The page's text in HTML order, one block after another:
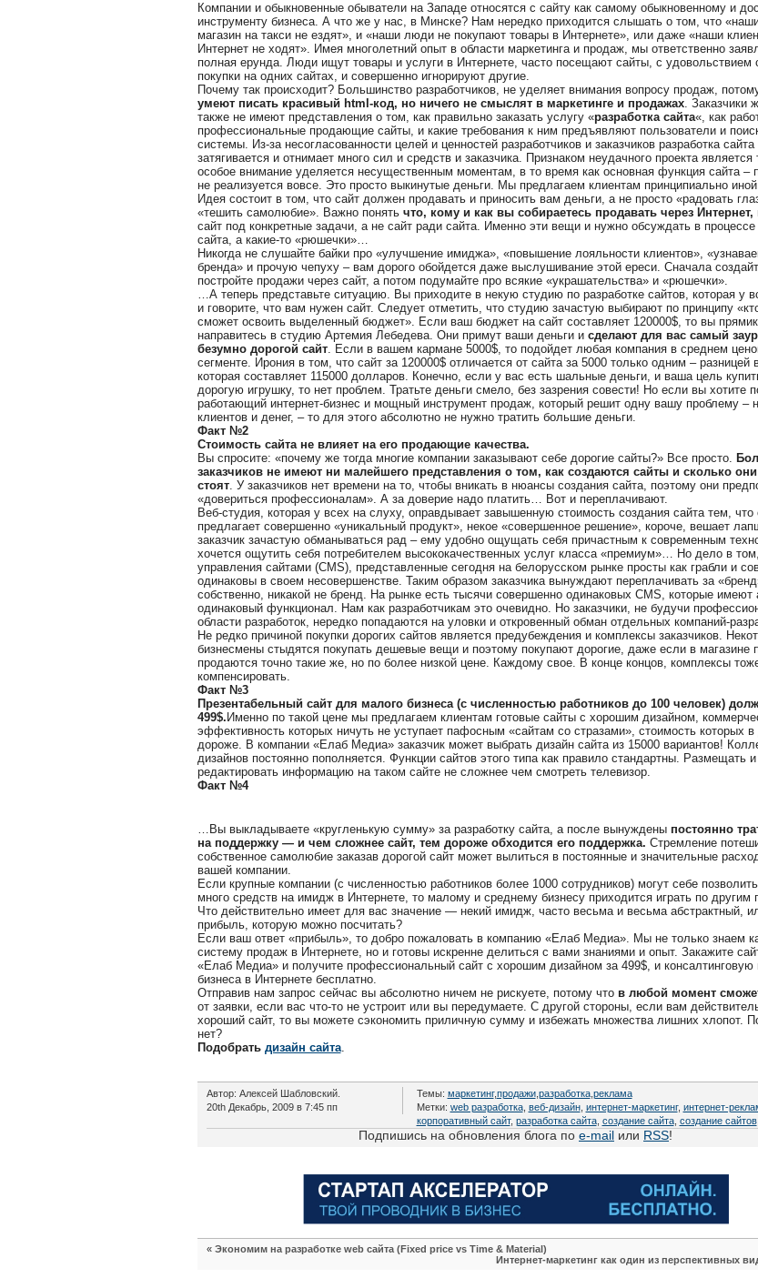
Компании и обыкновенные обыватели на Западе относятся с сайту как самому обыкновенному и
инструменту бизнеса. А что же у нас, в Минске? Нам нередко приходится слышать о том, что
магазин на такси не ездят», и «наши люди не покупают товары в Интернете», или даже «наши
Интернет не ходят». Имея многолетний опыт в области маркетинга и продаж, мы ответственно
полная ерунда. Люди ищут товары и услуги в Интернете, часто посещают сайты, с удовольствием
покупки на одних сайтах, и совершенно игнорируют другие.
Почему так происходит? Большинство разработчиков, не уделяет внимания вопросу продаж,
умеют писать красивый html-код, но ничего не смыслят в маркетинге и продажах. Заказчики
также не имеют представления о том, как правильно заказать услугу «разработка сайта«, как
профессиональные продающие сайты, и какие требования к ним предъявляют пользователи и
системы. Из-за несогласованности целей и ценностей разработчиков и заказчиков разработка сайта
затягивается и отнимает много сил и средств и заказчика. Признаком неудачного проекта является
особое внимание уделяется несущественным моментам, в то время как основная функция сайта –
не реализуется вовсе. Это просто выкинутые деньги. Мы предлагаем клиентам принципиально
Идея состоит в том, что сайт должен продавать и приносить вам деньги, а не просто «радовать
«тешить самолюбие». Важно понять что, кому и как вы собираетесь продавать через Интернет,
сайт под конкретные задачи, а не сайт ради сайта. Именно эти вещи и нужно обсуждать в процессе
сайта, а какие-то «рюшечки»…
Никогда не слушайте байки про «улучшение имиджа», «повышение лояльности клиентов»,
бренда» и прочую чепуху – вам дорого обойдется даже выслушивание этой ереси. Сначала
постройте продажи через сайт, а потом подумайте про всякие «украшательства» и «рюшечки».
…А теперь представьте ситуацию. Вы приходите в некую студию по разработке сайтов, которая у
и говорите, что вам нужен сайт. Следует отметить, что студию зачастую выбирают по принципу
сможет освоить выделенный бюджет». Если ваш бюджет на сайт составляет 120000$, то вы
направитесь в студию Артемия Лебедева. Они примут ваши деньги и сделают для вас самый
безумно дорогой сайт. Если в вашем кармане 5000$, то подойдет любая компания в среднем
сегменте. Ирония в том, что сайт за 120000$ отличается от сайта за 5000 только одним – разницей
которая составляет 115000 долларов. Конечно, если у вас есть шальные деньги, и ваша цель
дорогую игрушку, то нет проблем. Тратьте деньги смело, без зазрения совести! Но если вы хотите
работающий интернет-бизнес и мощный инструмент продаж, который решит одну вашу проблему –
клиентов и денег, – то для этого абсолютно не нужно тратить большие деньги.
Факт №2
Стоимость сайта не влияет на его продающие качества.
Вы спросите: «почему же тогда многие компании заказывают себе дорогие сайты?» Все просто.
заказчиков не имеют ни малейшего представления о том, как создаются сайты и сколько
стоят. У заказчиков нет времени на то, чтобы вникать в нюансы создания сайта, поэтому они
«довериться профессионалам». А за доверие надо платить… Вот и переплачивают.
Веб-студия, которая у всех на слуху, оправдывает завышенную стоимость создания сайта тем, что
предлагает совершенно «уникальный продукт», некое «совершенное решение», короче, вешает
заказчик зачастую обманываться рад – ему удобно ощущать себя причастным к современным
хочется ощутить себя потребителем высококачественных услуг класса «премиум»… Но дело в
управления сайтами (CMS), представленные сегодня на белорусском рынке просты как грабли и
одинаковы в своем несовершенстве. Таким образом заказчика вынуждают переплачивать за
собственно, никакой не бренд. На рынке есть тысячи совершенно одинаковых CMS, которые имеют
одинаковый функционал. Нам как разработчикам это очевидно. Но заказчики, не будучи
области разработок, нередко попадаются на уловки и откровенный обман отдельных компаний-
Не редко причиной покупки дорогих сайтов является предубеждения и комплексы заказчиков.
бизнесмены стыдятся покупать дешевые вещи и поэтому покупают дорогие, даже если в магазине
продаются точно такие же, но по более низкой цене. Каждому свое. В конце концов, комплексы
компенсировать.
Факт №3
Презентабельный сайт для малого бизнеса (с численностью работников до 100 человек)
499$. Именно по такой цене мы предлагаем клиентам готовые сайты с хорошим дизайном,
эффективность которых ничуть не уступает пафосным «сайтам со стразами», стоимость которых в
дороже. В компании «Елаб Медиа» заказчик может выбрать дизайн сайта из 15000 вариантов!
дизайнов постоянно пополняется. Функции сайтов этого типа как правило стандартны. Размещать и
редактировать информацию на таком сайте не сложнее чем смотреть телевизор.
Факт №4
…Вы выкладываете «кругленькую сумму» за разработку сайта, а после вынуждены постоянно
на поддержку — и чем сложнее сайт, тем дороже обходится его поддержка. Стремление
собственное самолюбие заказав дорогой сайт может вылиться в постоянные и значительные
вашей компании.
Если крупные компании (с численностью работников более 1000 сотрудников) могут себе позволить
много средств на имидж в Интернете, то малому и среднему бизнесу приходится играть по другим
Что действительно имеет для вас значение — некий имидж, часто весьма и весьма абстрактный,
прибыль, которую можно посчитать?
Если ваш ответ «прибыль», то добро пожаловать в компанию «Елаб Медиа». Мы не только знаем
систему продаж в Интернете, но и готовы искренне делиться с вами знаниями и опыт. Закажите
«Елаб Медиа» и получите профессиональный сайт с хорошим дизайном за 499$, и консалтинговую
бизнеса в Интернете бесплатно.
Отправив нам запрос сейчас вы абсолютно ничем не рискуете, потому чтов любой момент
от заявки, если вас что-то не устроит или вы передумаете. С другой стороны, если вам
хороший сайт, то вы можете сэкономить приличную сумму и избежать множества лишних хлопот.
нет?
Подобрать дизайн сайта.
Автор: Алексей Шабловский.
20th Декабрь, 2009 в 7:45 пп
Темы: маркетинг,продажи, разработка, реклама
Метки: web разработка, веб-дизайн, интернет-маркетинг, интернет-
корпоративный сайт, разработка сайта, создание сайта, создание сайтов,
Подпишись на обновления блога по e-mail или RSS!
« Экономим на разработке web сайта (Fixed price vs Time & Material)
Интернет-маркетинг как один из перспективных